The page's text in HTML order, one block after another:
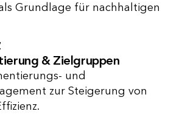
Grundlage für nachhaltigen
& Zielgruppen
und
zur Steigerung von